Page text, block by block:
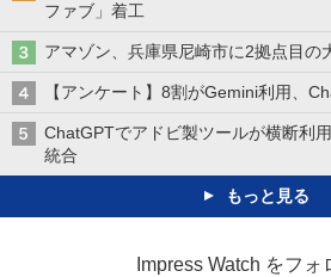
ファブ」着工
アマゾン、兵庫県尼崎市に2拠点目
【アンケート】8割がGemini利用、
ChatGPTでアドビ製ツールが横断利
統合
もっと見る
Impress Watch をフォ